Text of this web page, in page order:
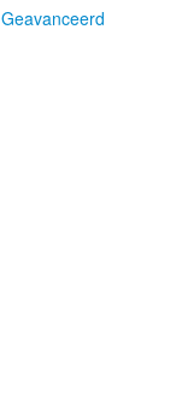
Geavanceerd